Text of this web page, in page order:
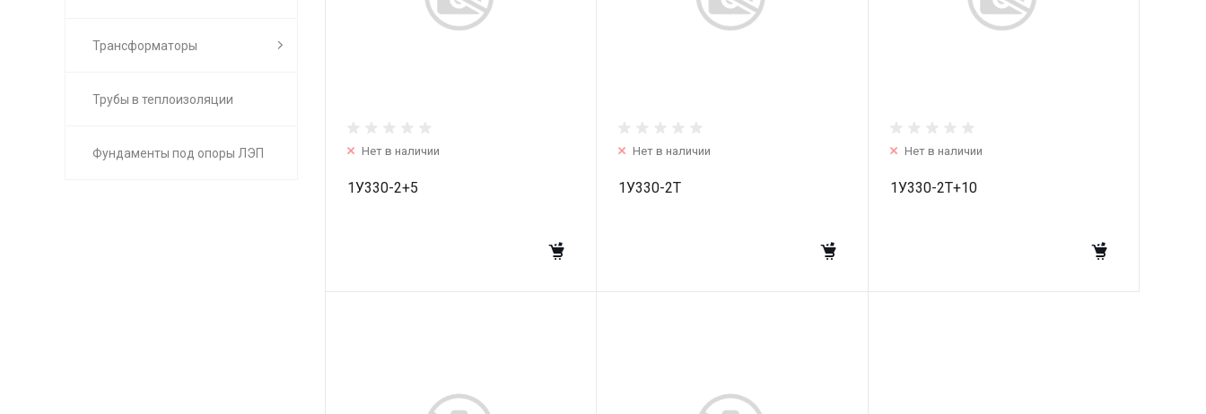
Трансформаторы
Трубы в теплоизоляции
Фундаменты под опоры ЛЭП Нет в наличии
1У330-2+5
Нет в наличии
1У330-2T
Нет в наличии
1У330-2T+10